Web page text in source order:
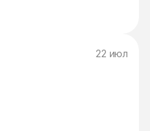
22 июл